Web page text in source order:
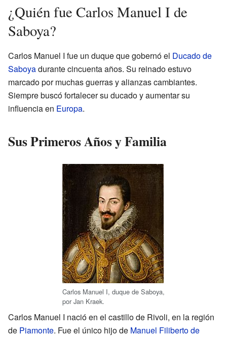
¿Quién fue Carlos Manuel I de
Saboya?
Carlos Manuel I fue un duque que gobernó el Ducado de
Saboyadurante cincuenta años. Su reinado estuvo
marcado por muchas guerras y alianzas cambiantes.
Siempre buscó fortalecer su ducado y aumentar su
influencia en Europa.
Sus Primeros Años y Familia
Carlos Manuel I, duque de Saboya,
por Jan Kraek.
Carlos Manuel I nació en el castillo de Rivoli, en la región
de Piamonte. Fue el único hijo de Manuel Filiberto de